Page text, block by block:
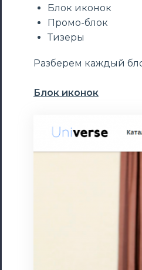
Блок иконок
Промо-блок
Тизеры
Разберем каждый
Блок иконок